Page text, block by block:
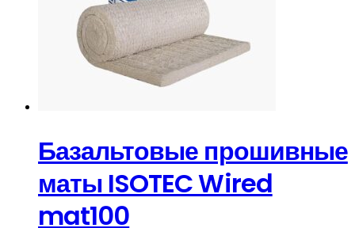
Базальтовые прошивные
маты ISOTEC Wired
mat100